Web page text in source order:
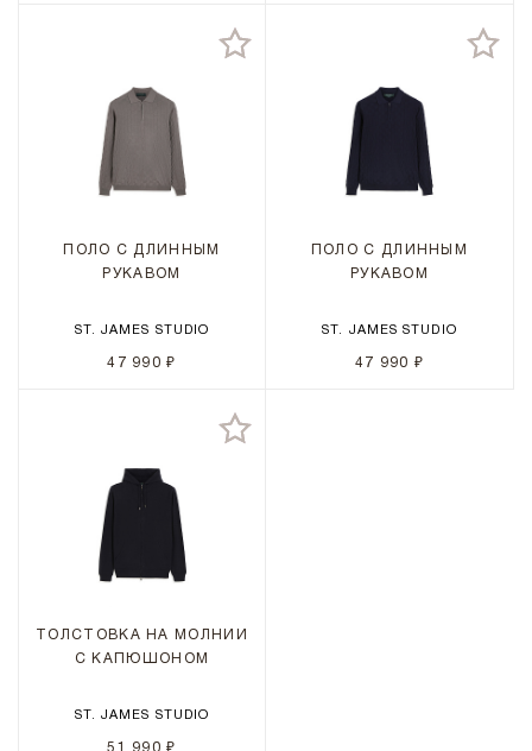
ПОЛО С ДЛИННЫМ
РУКАВОМ
ST. JAMES STUDIO
47 990 ₽
ПОЛО С ДЛИННЫМ
РУКАВОМ
ST. JAMES STUDIO
47 990 ₽
ТОЛСТОВКА НА МОЛНИИ
С КАПЮШОНОМ
ST. JAMES STUDIO
51 990 ₽